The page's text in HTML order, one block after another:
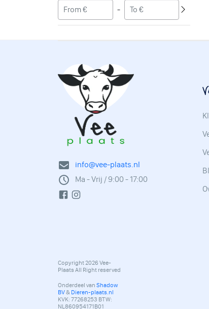
-
info@vee-plaats.nl
Ma - Vrij / 9:00 - 17:00
Copyright 2026 Vee-
Plaats All Right reserved
Onderdeel van Shadow
BV& Dieren-plaats.nl
KVK: 77268253 BTW:
NL860954171B01